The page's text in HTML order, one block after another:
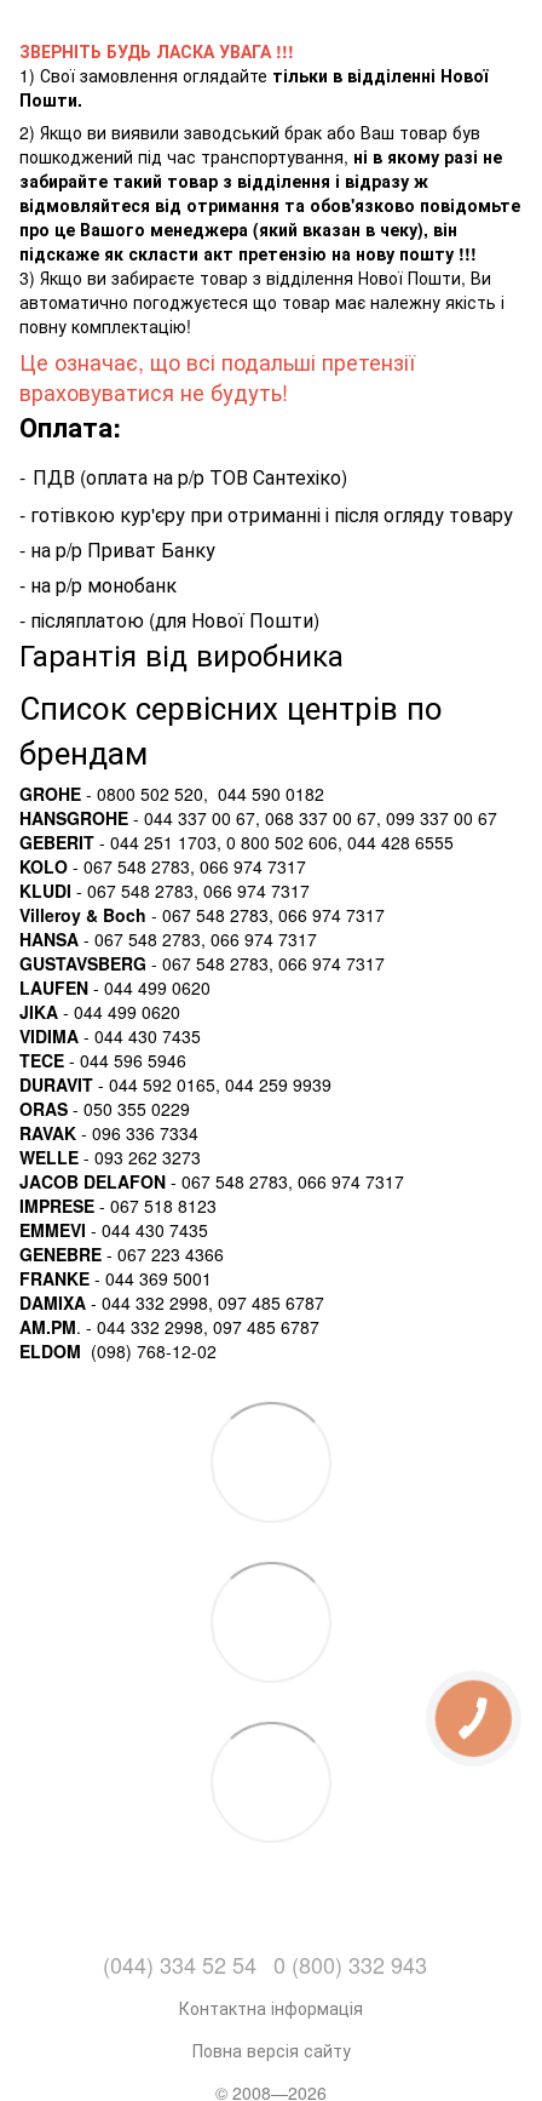
ЗВЕРНІТЬ БУДЬ ЛАСКА УВАГА !!!
1) Свої замовлення оглядайте тільки в відділенні Нової
Пошти.
2) Якщо ви виявили заводський брак або Ваш товар був
пошкоджений під час транспортування, ні в якому разі не
забирайте такий товар з відділення і відразу ж
відмовляйтеся від отримання та обов'язково повідомьте
про це Вашого менеджера (який вказан в чеку), він
підскаже як скласти акт претензію на нову пошту !!!
3) Якщо ви забираєте товар з відділення Нової Пошти, Ви
автоматично погоджуєтеся що товар має належну якість і
повну комплектацію!
Це означає, що всі подальші претензії
враховуватися не будуть!
Оплата:
- ПДВ (оплата на р/р ТОВ Сантехіко)
- готівкою кур'єру при отриманні і після огляду товару
- на р/р Приват Банку
- на р/р монобанк
- післяплатою (для Нової Пошти)
Гарантія від виробника
Список сервісних центрів по
брендам
GROHE - 0800 502 520, 044 590 0182
HANSGROHE - 044 337 00 67, 068 337 00 67, 099 337 00 67
GEBERIT - 044 251 1703, 0 800 502 606, 044 428 6555
KOLO - 067 548 2783, 066 974 7317
KLUDI - 067 548 2783, 066 974 7317
Villeroy & Boch - 067 548 2783, 066 974 7317
HANSA - 067 548 2783, 066 974 7317
GUSTAVSBERG - 067 548 2783, 066 974 7317
LAUFEN - 044 499 0620
JIKA - 044 499 0620
VIDIMA - 044 430 7435
TECE - 044 596 5946
DURAVIT - 044 592 0165, 044 259 9939
ORAS - 050 355 0229
RAVAK - 096 336 7334
WELLE - 093 262 3273
JACOB DELAFON - 067 548 2783, 066 974 7317
IMPRESE - 067 518 8123
EMMEVI - 044 430 7435
GENEBRE - 067 223 4366
FRANKE - 044 369 5001
DAMIXA - 044 332 2998, 097 485 6787
AM.PM. - 044 332 2998, 097 485 6787
ELDOM (098) 768-12-02
(044) 334 52 54 0 (800) 332 943
Контактна інформація
Повна версія сайту
© 2008—2026